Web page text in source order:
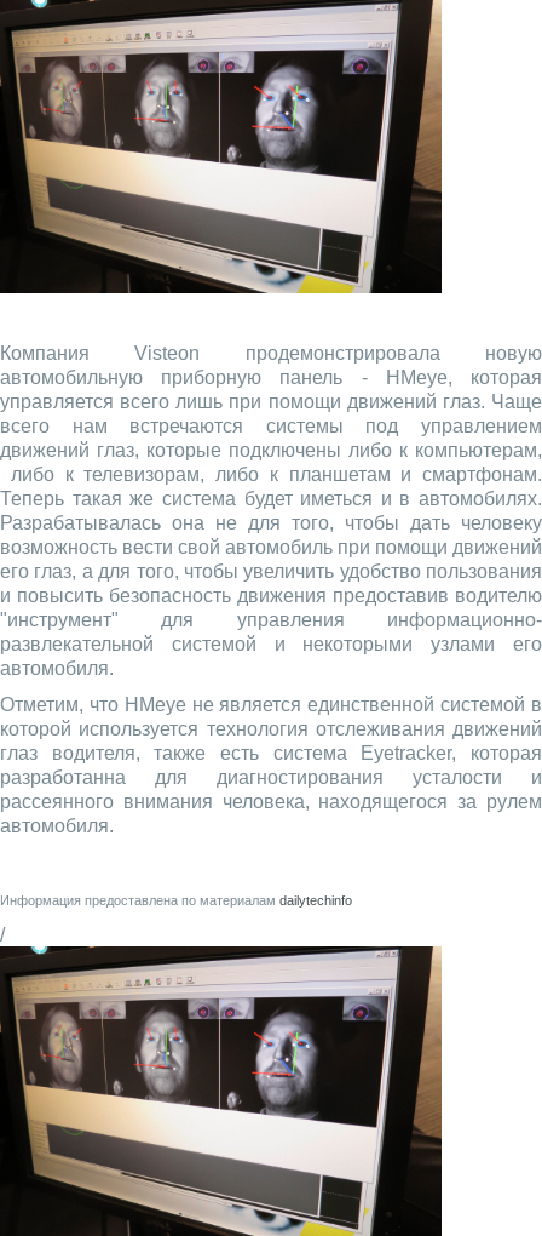
Компания Visteon продемонстрировала новую
автомобильную приборную панель - HMeye, которая
управляется всего лишь при помощи движений глаз. Чаще
всего нам встречаются системы под управлением
движений глаз, которые подключены либо к компьютерам,
либо к телевизорам, либо к планшетам и смартфонам.
Теперь такая же система будет иметься и в автомобилях.
Разрабатывалась она не для того, чтобы дать человеку
возможность вести свой автомобиль при помощи движений
его глаз, а для того, чтобы увеличить удобство пользования
и повысить безопасность движения предоставив водителю
"инструмент" для управления информационно-
развлекательной системой и некоторыми узлами его
автомобиля.
Отметим, что HMeye не является единственной системой в
которой используется технология отслеживания движений
глаз водителя, также есть система Eyetracker, которая
разработанна для диагностирования усталости и
рассеянного внимания человека, находящегося за рулем
автомобиля.
Информация предоставлена по материалам dailytechinfo
/